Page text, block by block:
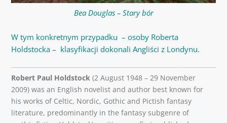
Bea Douglas – Stary bór
W tym konkretnym przypadku – osoby Roberta
Holdstocka – klasyfikacji dokonali Angliści z Londynu.
Robert Paul Holdstock (2 August 1948 – 29 November
2009) was an English novelist and author best known for
his works of Celtic, Nordic, Gothic and Pictish fantasy
literature, predominantly in the fantasy subgenre of